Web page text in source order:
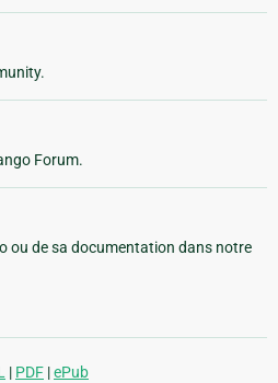
Forum.
ou de sa documentation dans notre
| PDF |ePub